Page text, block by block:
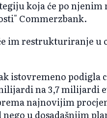
koja će po
Commerzbank.
im restrukturiranje
istovremeno podigla
na 3,7 milijardi
najnovijim
u dosadašnjim